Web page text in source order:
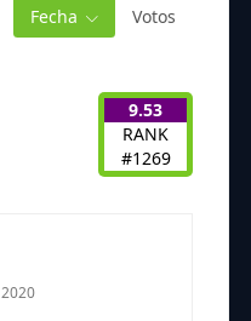
Fecha Votos
9.53
RANK
#1269